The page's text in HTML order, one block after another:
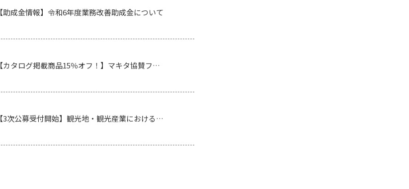
【助成金情報】令和6年度業務改善助成金について
【カタログ掲載商品15％オフ！】マキタ協賛フェ
【3次公募受付開始】観光地・観光産業における